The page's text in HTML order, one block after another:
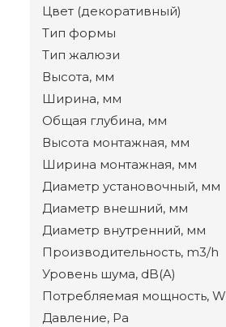
Цвет (декоративный)
Тип формы
Тип жалюзи
Высота, мм
Ширина, мм
Общая глубина, мм
Высота монтажная, мм
Ширина монтажная, мм
Диаметр установочный, мм
Диаметр внешний, мм
Диаметр внутренний, мм
Производительность, m3/h
Уровень шума, dB(A)
Потребляемая мощность, W
Давление, Pa